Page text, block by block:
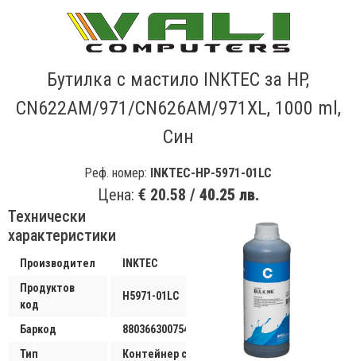
Бутилка с мастило INKTEC за HP,
CN622AM/971/CN626AM/971XL, 1000 ml,
Син
Реф. номер: INKTEC-HP-5971-01LC
Цена: € 20.58 / 40.25 лв.
Технически
характеристики
Производител
INKTEC
Продуктов
код
H5971-01LC
Баркод
8803663007544
Тип
Контейнер с